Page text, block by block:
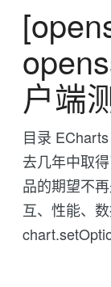
户端
目录
去几年中取
品的期望不
互、性能、